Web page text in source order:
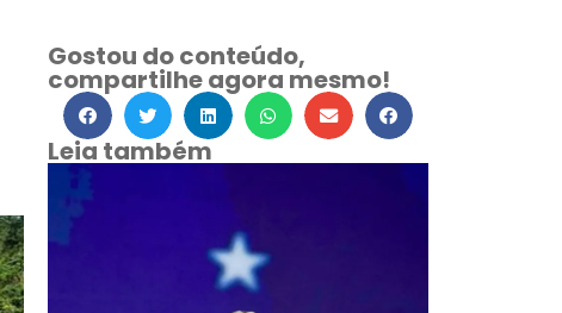
Gostou do conteúdo,
compartilhe agora mesmo!
Leia também